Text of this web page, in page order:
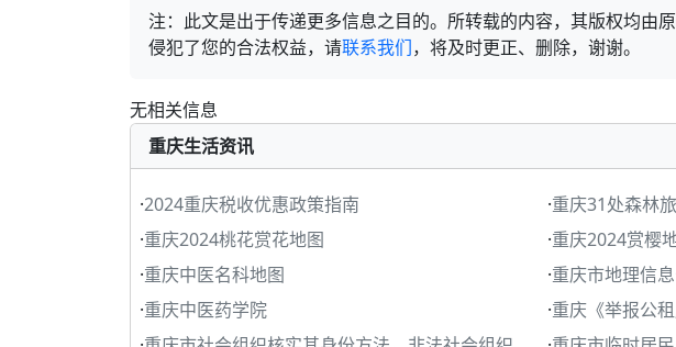
注：此文是出于传递更多信息之目的。所转载的内容，其版权均由
侵犯了您的合法权益，请联系我们，将及时更正、删除，谢谢。
无相关信息
重庆生活资讯
·2024重庆税收优惠政策指南 ·重庆31处森林
·重庆2024桃花赏花地图 ·重庆2024赏樱
·重庆中医名科地图 ·重庆市地理信
·重庆中医药学院 ·重庆《举报公